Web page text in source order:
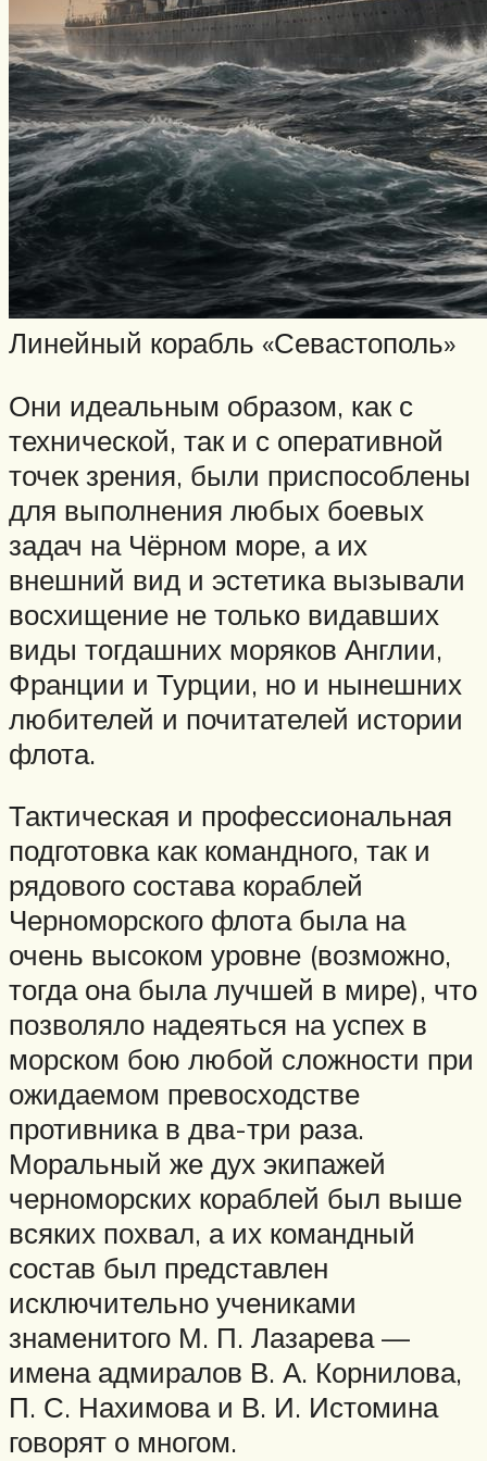
Линейный корабль «Севастополь»
Они идеальным образом, как с
технической, так и с оперативной
точек зрения, были приспособлены
для выполнения любых боевых
задач на Чёрном море, а их
внешний вид и эстетика вызывали
восхищение не только видавших
виды тогдашних моряков Англии,
Франции и Турции, но и нынешних
любителей и почитателей истории
флота.
Тактическая и профессиональная
подготовка как командного, так и
рядового состава кораблей
Черноморского флота была на
очень высоком уровне (возможно,
тогда она была лучшей в мире), что
позволяло надеяться на успех в
морском бою любой сложности при
ожидаемом превосходстве
противника в два-три раза.
Моральный же дух экипажей
черноморских кораблей был выше
всяких похвал, а их командный
состав был представлен
исключительно учениками
знаменитого М. П. Лазарева —
имена адмиралов В. А. Корнилова,
П. С. Нахимова и В. И. Истомина
говорят о многом.